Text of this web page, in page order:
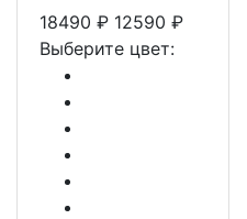
18490 ₽ 12590 ₽
Выберите цвет: